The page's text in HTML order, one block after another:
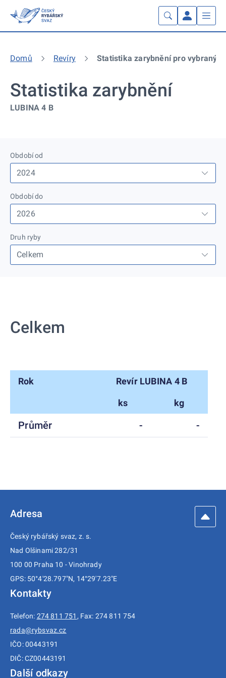
Domů Revíry Statistika zarybnění pro vybraný
Statistika zarybnění
LUBINA 4 B
Období od
Období do
Druh ryby
Celkem
Rok Revír LUBINA 4 B
ks kg
Průměr - -
Adresa
Český rybářský svaz, z. s.
Nad Olšinami 282/31
100 00 Praha 10 - Vinohrady
GPS: 50°4'28.797"N, 14°29'7.23"E
Kontakty
Telefon: 274 811 751 , Fax: 274 811 754
rada@rybsvaz.cz
IČO: 00443191
DIČ: CZ00443191
Další odkazy